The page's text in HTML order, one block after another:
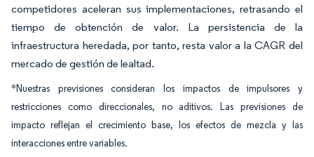
competidores aceleran sus implementaciones, retrasando el
tiempo de obtención de valor. La persistencia de la
infraestructura heredada, por tanto, resta valor a la CAGR del
mercado de gestión de lealtad.
*Nuestras previsiones consideran los impactos de impulsores y
restricciones como direccionales, no aditivos. Las previsiones de
impacto reflejan el crecimiento base, los efectos de mezcla y las
interacciones entre variables.